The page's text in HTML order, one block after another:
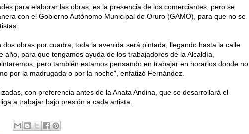
para elaborar las obras, es la presencia de los comerciantes, pero se
con el Gobierno Autónomo Municipal de Oruro (GAMO), para que no se
obras por cuadra, toda la avenida será pintada, llegando hasta la calle
año, para que tengamos ayuda de los trabajadores de la Alcaldía,
pero también estamos pensando en trabajar en horarios donde no
por la madrugada o por la noche", enfatizó Fernández.
con preferencia antes de la Anata Andina, que se desarrollará el
a trabajar bajo presión a cada artista.